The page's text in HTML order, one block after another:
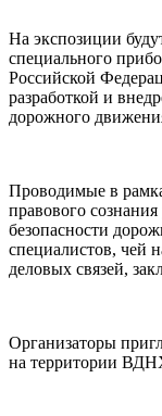
На экспозиции
специального
Российской
разработкой и
дорожного
Проводимые в
правового
безопасности
специалистов, чей
деловых связей,
Организаторы
на территории